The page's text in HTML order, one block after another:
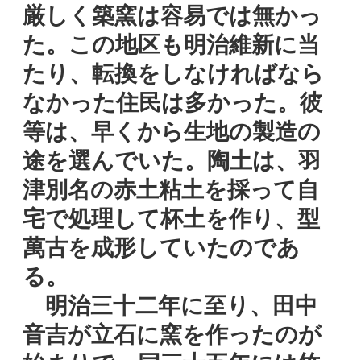
厳しく築窯は容易では無かっ
た。この地区も明治維新に当
たり、転換をしなければなら
なかった住民は多かった。彼
等は、早くから生地の製造の
途を選んでいた。陶土は、羽
津別名の赤土粘土を採って自
宅で処理して杯土を作り、型
萬古を成形していたのであ
る。
明治三十二年に至り、田中
音吉が立石に窯を作ったのが